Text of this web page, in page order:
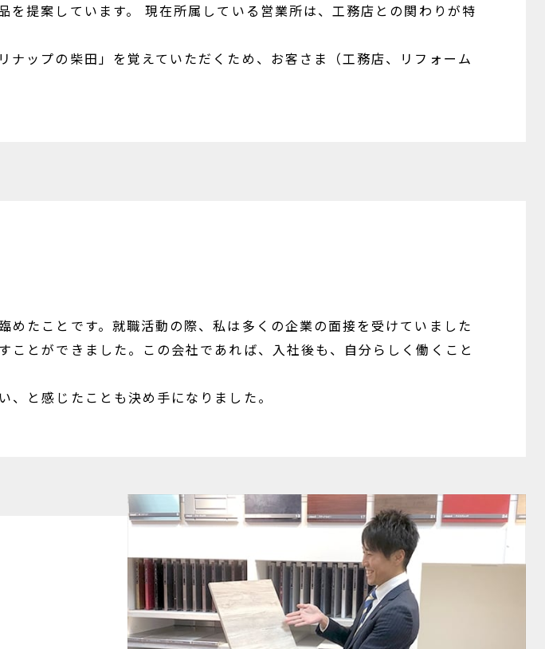
提案しています。 現在所属している営業所は、工務店との関わりが特
ップの柴田」を覚えていただくため、お客さま（工務店、リフォーム
たことです。就職活動の際、私は多くの企業の面接を受けていました
とができました。この会社であれば、入社後も、自分らしく働くこと
と感じたことも決め手になりました。